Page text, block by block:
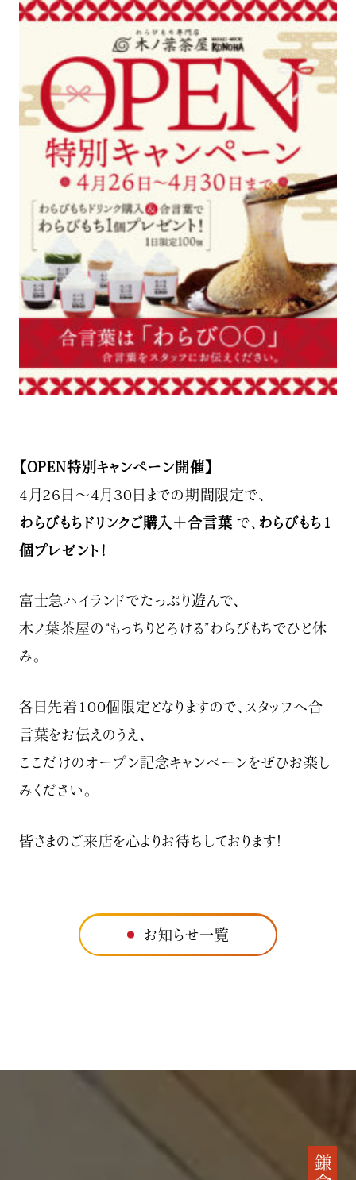
【OPEN特別キャンペーン開催】
4月26日〜4月30日までの期間限定で、
わらびもちドリンクご購入＋合言葉 で、 わらびもち1
個プレゼント！
富士急ハイランドでたっぷり遊んで、
木ノ葉茶屋の“もっちりとろける”わらびもちでひと休
み。
各日先着100個限定となりますので、スタッフへ合
言葉をお伝えのうえ、
ここだけのオープン記念キャンペーンをぜひお楽し
みください。
皆さまのご来店を心よりお待ちしております！
お知らせ一覧